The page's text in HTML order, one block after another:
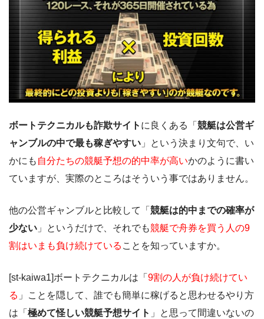
ボートテクニカルも詐欺サイト に良くある「 競艇は公営ギ
ャンブルの中で最も稼ぎやすい 」という決まり文句で、い
かにも 自分たちの競艇予想の的中率が高いかのように書い
ていますが、実際のところはそういう事ではありません。
他の公営ギャンブルと比較して「 競艇は的中までの確率が
少ない 」というだけで、それでも競艇で舟券を買う人の9
割はいまも負け続けている ことを知っていますか。
[st-kaiwa1]ボートテクニカルは「 9割の人が負け続けてい
る 」ことを隠して、誰でも簡単に稼げると思わせるやり方
は「 極めて怪しい競艇予想サイト 」と思って間違いないの